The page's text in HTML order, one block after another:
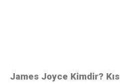
James Joyce Kimdir?